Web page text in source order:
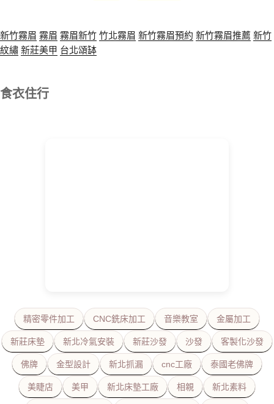
新竹霧眉 霧眉 霧眉新竹竹北霧眉 新竹霧眉預約 新竹霧眉推薦 新竹
紋繡新莊美甲 台北頌缽
食衣住行
精密零件加工 CNC銑床加工 音樂教室 金屬加工
新莊床墊 新北冷氣安裝 新莊沙發 沙發 客製化沙發
佛牌 金型設計 新北抓漏 cnc工廠 泰國老佛牌
美睫店 美甲 新北床墊工廠 相親 新北素料